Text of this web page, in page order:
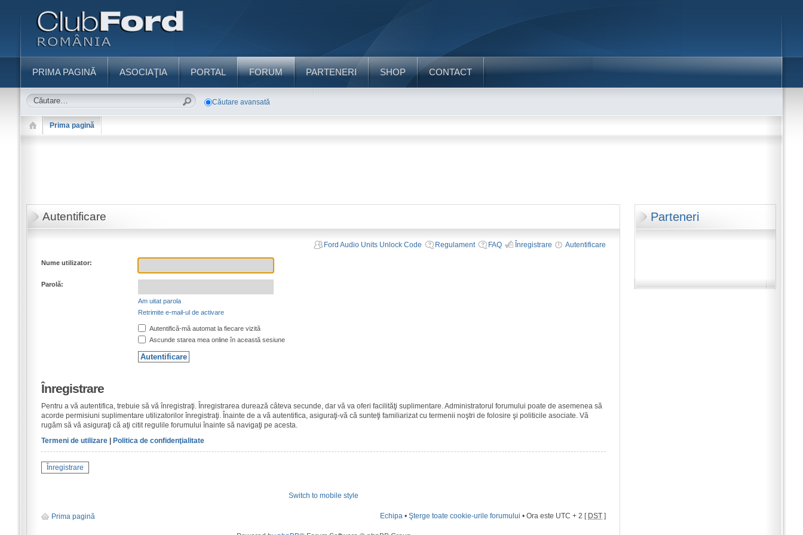
PRIMA PAGINĂ ASOCIAŢIA PORTAL FORUM PARTENERI SHOP CONTACT
Căutare avansată
Prima pagină
Parteneri
Autentificare
Ford Audio Units Unlock Code Regulament FAQ Înregistrare Autentificare
Nume utilizator:
Parolă:
Am uitat parola
Retrimite e-mail-ul de activare
Autentifică-mă automat la fiecare vizită
Ascunde starea mea online în această sesiune
Înregistrare
Pentru a vă autentifica, trebuie să vă înregistraţi. Înregistrarea durează câteva secunde, dar vă va oferi facilităţi suplimentare. Administratorul forumului poate de asemenea să
acorde permisiuni suplimentare utilizatorilor înregistraţi. Înainte de a vă autentifica, asiguraţi-vă că sunteţi familiarizat cu termenii noştri de folosire şi politicile asociate. Vă
rugăm să vă asiguraţi că aţi citit regulile forumului înainte să navigaţi pe acesta.
Termeni de utilizare| Politica de confidenţialitate
Înregistrare
Switch to mobile style
Prima pagină Echipa •Şterge toate cookie-urile forumului • Ora este UTC + 2 [ DST ]